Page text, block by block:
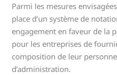
Parmi les mesures
place d’un système de
engagement en faveur de la
pour les entreprises de
composition de leur
d’administration.